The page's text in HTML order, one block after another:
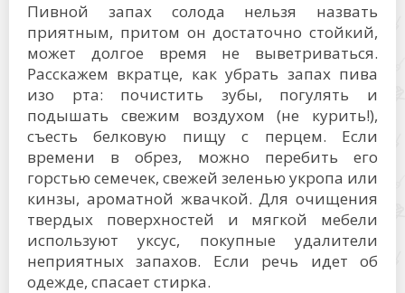
Пивной запах солода нельзя назвать
приятным, притом он достаточно стойкий,
может долгое время не выветриваться.
Расскажем вкратце, как убрать запах пива
изо рта: почистить зубы, погулять и
подышать свежим воздухом (не курить!),
съесть белковую пищу с перцем. Если
времени в обрез, можно перебить его
горстью семечек, свежей зеленью укропа или
кинзы, ароматной жвачкой. Для очищения
твердых поверхностей и мягкой мебели
используют уксус, покупные удалители
неприятных запахов. Если речь идет об
одежде, спасает стирка.